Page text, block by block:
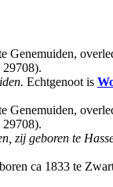
Genemuiden,
29708).
Echtgenoot is
Genemuiden,
29708).
zij geboren te
ca 1833 te